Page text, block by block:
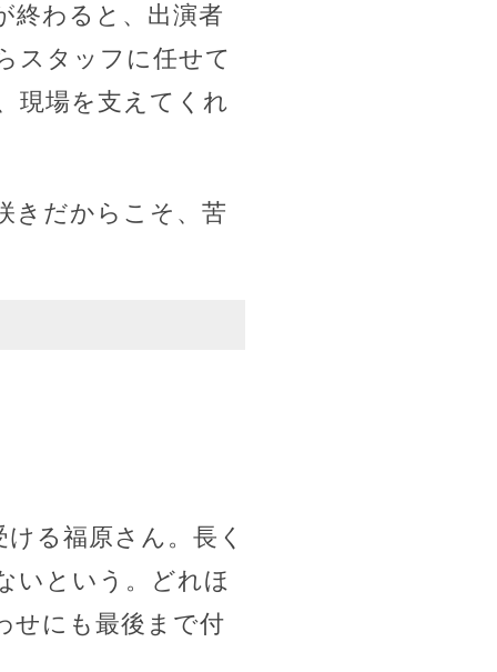
終わると、出演者
スタッフに任せて
現場を支えてくれ
きだからこそ、苦
る福原さん。長く
いという。どれほ
せにも最後まで付